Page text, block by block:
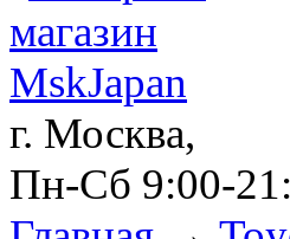
г. Москва,
Пн-Сб 9:00-